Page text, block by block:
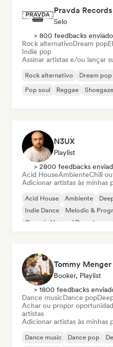
Pravda Records
Selo
> 800 feedbacks
Rock alternativoDream pop
Indie pop
Assinar artistas e/ou lançar
Rock alternativo Dream pop
Pop soul
Reggae Shoegaze
N3UX
Playlist
> 2800 feedbacks
Acid HouseAmbienteChill
Adicionar artistas às minhas
Acid House Ambiente
Indie Dance
Melodic &
Organic House / Downtempo
Tommy Menger
Booker, Playlist
> 1800 feedbacks
Dance musicDance pop
Achar ou propor
artistas
Adicionar artistas às minhas
Dance music Dance pop